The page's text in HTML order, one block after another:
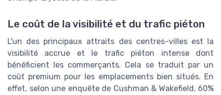
Le coût de la visibilité et du trafic piéton
L'un des principaux attraits des centres-villes est la
visibilité accrue et le trafic piéton intense dont
bénéficient les commerçants. Cela se traduit par un
coût premium pour les emplacements bien situés. En
effet, selon une enquête de Cushman & Wakefield, 60%